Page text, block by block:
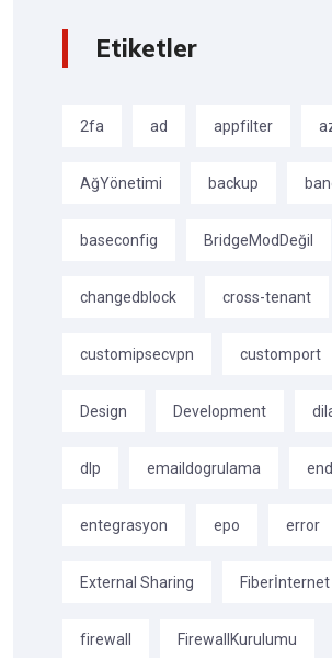
Etiketler
2fa ad appfilter
AğYönetimi backup
baseconfig BridgeModDeğil
changedblock cross-tenant
customipsecvpn customport
Design Development
dlp emaildogrulama
entegrasyon epo error
External Sharing Fiberİnternet
firewall FirewallKurulumu